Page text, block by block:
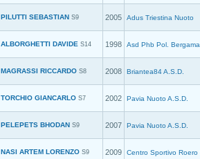
PILUTTI SEBASTIAN S9 2005 Adus Triestina Nuoto
ALBORGHETTI DAVIDE S14 1998 Asd Phb Pol.
MAGRASSI RICCARDO S8 2008 Briantea84 A.S.D.
TORCHIO GIANCARLO S7 2002 Pavia Nuoto A.S.D.
PELEPETS BHODAN S9 2007 Pavia Nuoto A.S.D.
NASI ARTEM LORENZO S9 2009 Centro Sportivo Roero